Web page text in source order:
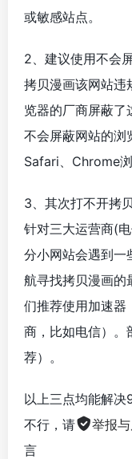
或敏感站点。
2、建议使用不会
拷贝漫画该网站违
览器的厂商屏蔽了
不会屏蔽网站的浏
Safari、Chrome
3、其次打不开拷
针对三大运营商(
分小网站会遇到一
航寻找拷贝漫画的
们推荐使用加速器
商，比如电信）。
荐）。
以上三点均能解
不行，请
举报
言